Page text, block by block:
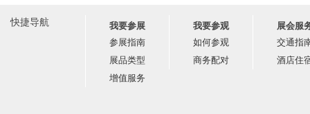
快捷导航
我要参展
参展指南
展品类型
增值服务
我要参观
如何参观
商务配对
展会服
交通指
酒店住